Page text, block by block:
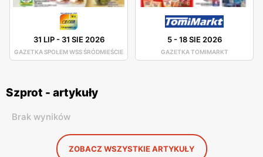
31 LIP- 31 SIE 2026
GAZETKA SPOŁEM WSS ŚRÓDMIEŚCIE
5-18 SIE 2026
GAZETKA TOMIMARKT
Szprot - artykuły
Brak wyników
ZOBACZ WSZYSTKIE ARTYKUŁY